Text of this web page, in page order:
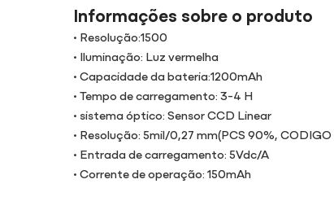
Informações sobre o produto
• Resolução:1500
• Iluminação: Luz vermelha
• Capacidade da bateria:1200mAh
• Tempo de carregamento: 3-4 H
• sistema óptico: Sensor CCD Linear
• Resolução: 5mil/0,27 mm(PCS 90%,
• Entrada de carregamento: 5Vdc/A
• Corrente de operação: 150mAh